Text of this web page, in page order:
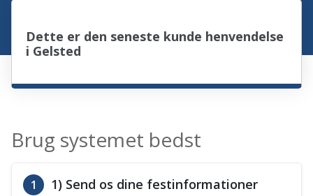
Dette er den seneste kunde henvendelse
i Gelsted
Brug systemet bedst
1 1) Send os dine festinformationer